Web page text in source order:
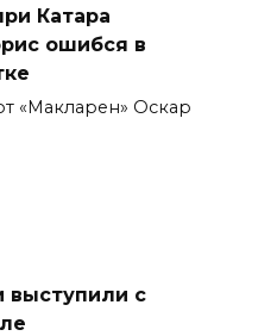
Катара
ошибся в
«Макларен» Оскар
выступили с